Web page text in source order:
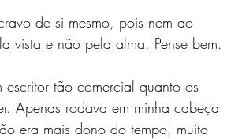
de si mesmo, pois nem ao
vista e não pela alma. Pense bem.
tão comercial quanto os
Apenas rodava em minha cabeça
era mais dono do tempo, muito